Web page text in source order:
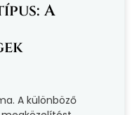
A
A különböző